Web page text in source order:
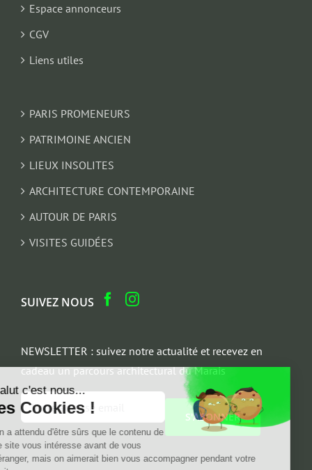
Espace annonceurs
CGV
Liens utiles
PARIS PROMENEURS
PATRIMOINE ANCIEN
LIEUX INSOLITES
ARCHITECTURE CONTEMPORAINE
AUTOUR DE PARIS
VISITES GUIDÉES
SUIVEZ NOUS
NEWSLETTER : suivez notre actualité et recevez en
cadeau un parcours architectural du Marais
Email
*
Salut c'est nous...
les Cookies !
On a attendu d'être sûrs que le contenu de
ce site vous intéresse avant de vous
déranger, mais on aimerait bien vous accompagner pendant votre